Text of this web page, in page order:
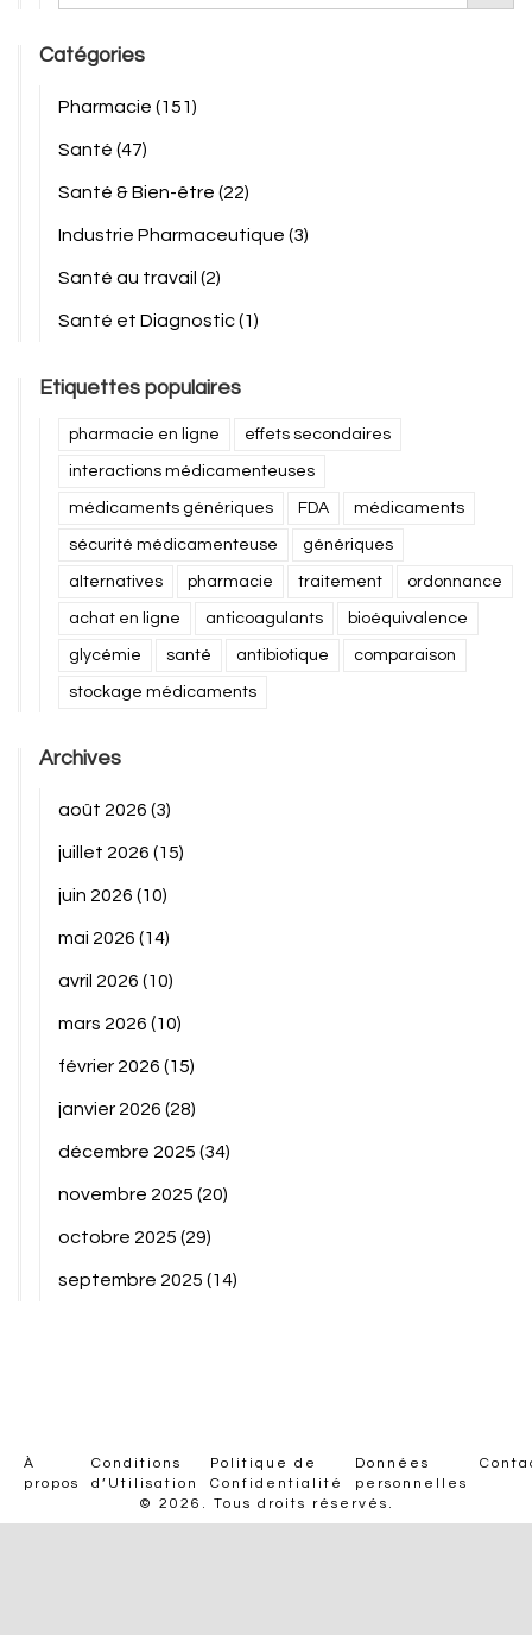
Catégories
Pharmacie (151)
Santé (47)
Santé & Bien-être (22)
Industrie Pharmaceutique (3)
Santé au travail (2)
Santé et Diagnostic(1)
Etiquettes populaires
pharmacie en ligne effets secondaires
interactions médicamenteuses
médicaments génériques FDA médicaments
sécurité médicamenteuse génériques
alternatives pharmacie traitement ordonnance
achat en ligne anticoagulants bioéquivalence
glycémie santé antibiotique comparaison
stockage médicaments
Archives
août 2026 (3)
juillet 2026 (15)
juin 2026 (10)
mai 2026 (14)
avril 2026 (10)
mars 2026 (10)
février 2026 (15)
janvier 2026 (28)
décembre 2025 (34)
novembre 2025 (20)
octobre 2025 (29)
septembre 2025 (14)
À
propos
Conditions
d’Utilisation
Politique de
Confidentialité
Données
personnelles
© 2026. Tous droits réservés.